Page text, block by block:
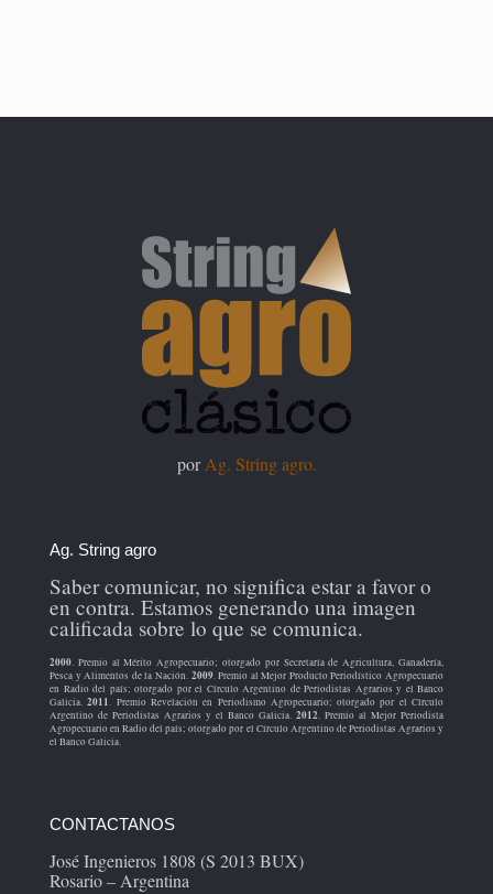
porAg. String agro.
Ag. String agro
Saber comunicar, no significa estar a favor o
en contra. Estamos generando una imagen
calificada sobre lo que se comunica.
2000. Premio al Mérito Agropecuario; otorgado por Secretaría de Agricultura, Ganadería,
Pesca y Alimentos de la Nación. 2009. Premio al Mejor Producto Periodístico Agropecuario
en Radio del país; otorgado por el Círculo Argentino de Periodistas Agrarios y el Banco
Galicia.2011. Premio Revelación en Periodismo Agropecuario; otorgado por el Círculo
Argentino de Periodistas Agrarios y el Banco Galicia. 2012. Premio al Mejor Periodista
Agropecuario en Radio del país; otorgado por el Círculo Argentino de Periodistas Agrarios y
el Banco Galicia.
CONTACTANOS
José Ingenieros 1808 (S 2013 BUX)
Rosario – Argentina